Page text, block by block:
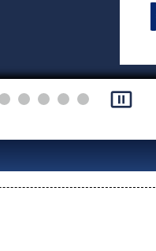
pause_presentation